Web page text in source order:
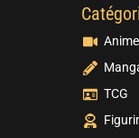
TCG